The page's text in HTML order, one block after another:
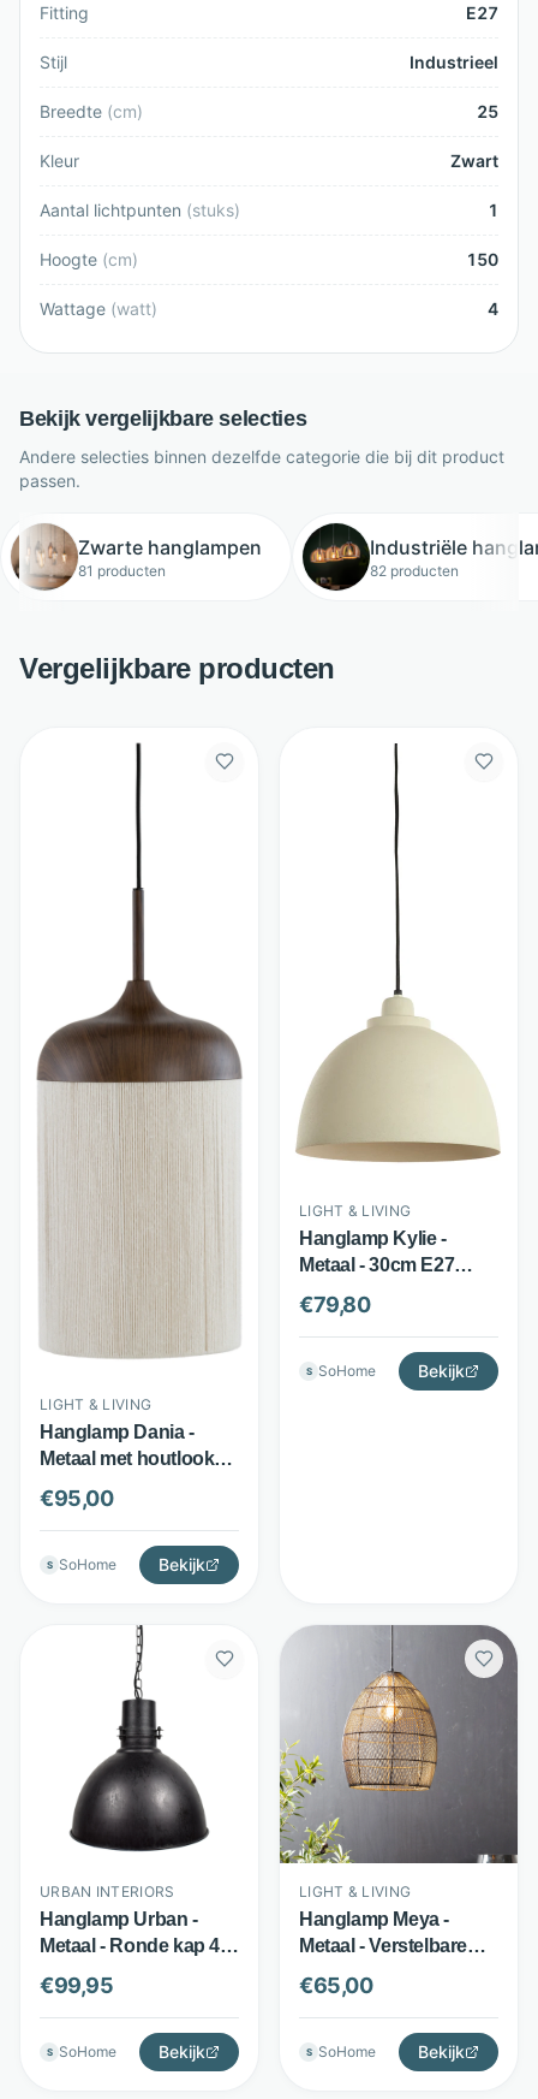
Fitting E27
Stijl Industrieel
Breedte (cm) 25
Kleur Zwart
Aantal lichtpunten (stuks) 1
Hoogte (cm) 150
Wattage (watt) 4
Bekijk vergelijkbare selecties
Andere selecties binnen dezelfde categorie die bij dit product
passen.
Zwarte hanglampen
81 producten
Industriële
82 producten
Vergelijkbare producten
LIGHT & LIVING
Hanglamp Dania -
Metaal met houtlook
en touw - Ø28 cm -
Donkerbruin - Light &
Living
€95,00
S SoHome Bekijk
LIGHT & LIVING
Hanglamp Kylie -
Metaal - 30cm E27
fitting - Crème - Light &
Living
€79,80
S SoHome Bekijk
URBAN INTERIORS
Hanglamp Urban -
Metaal - Ronde kap 40
cm - Zwart - Urban
Interiors
€99,95
S SoHome Bekijk
LIGHT & LIVING
Hanglamp Meya -
Metaal - Verstelbare
Hanglamp 30cm -
Zwart - Light & Living
€65,00
S SoHome Bekijk